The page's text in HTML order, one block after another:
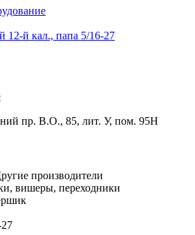
12-й кал., папа 5/16-27
пр. В.О., 85, лит. У, пом. 95Н
производители
вишеры, переходники